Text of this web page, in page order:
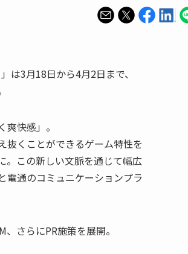
は3月18日から4月2日まで、
快感」。
抜くことができるゲーム特性を
。この新しい文脈を通じて幅広
電通のコミュニケーションプラ
さらにPR施策を展開。